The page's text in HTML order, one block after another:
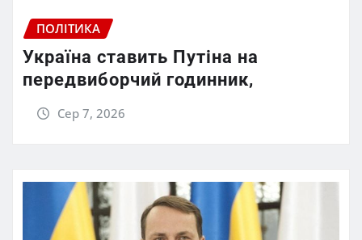
ПОЛІТИКА
Україна ставить Путіна на
передвиборчий годинник,
Сер 7, 2026